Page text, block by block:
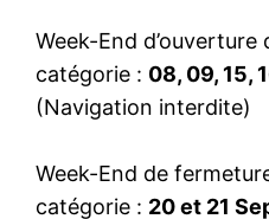
Week-End d’ouverture
catégorie : 08, 09, 15,
(Navigation interdite)
Week-End de
catégorie : 20 et 21